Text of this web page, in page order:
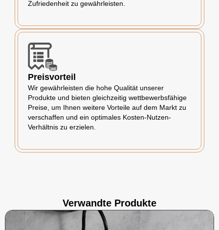
Zufriedenheit zu gewährleisten.
Preisvorteil
Wir gewährleisten die hohe Qualität unserer
Produkte und bieten gleichzeitig wettbewerbsfähige
Preise, um Ihnen weitere Vorteile auf dem Markt zu
verschaffen und ein optimales Kosten-Nutzen-
Verhältnis zu erzielen.
Verwandte Produkte